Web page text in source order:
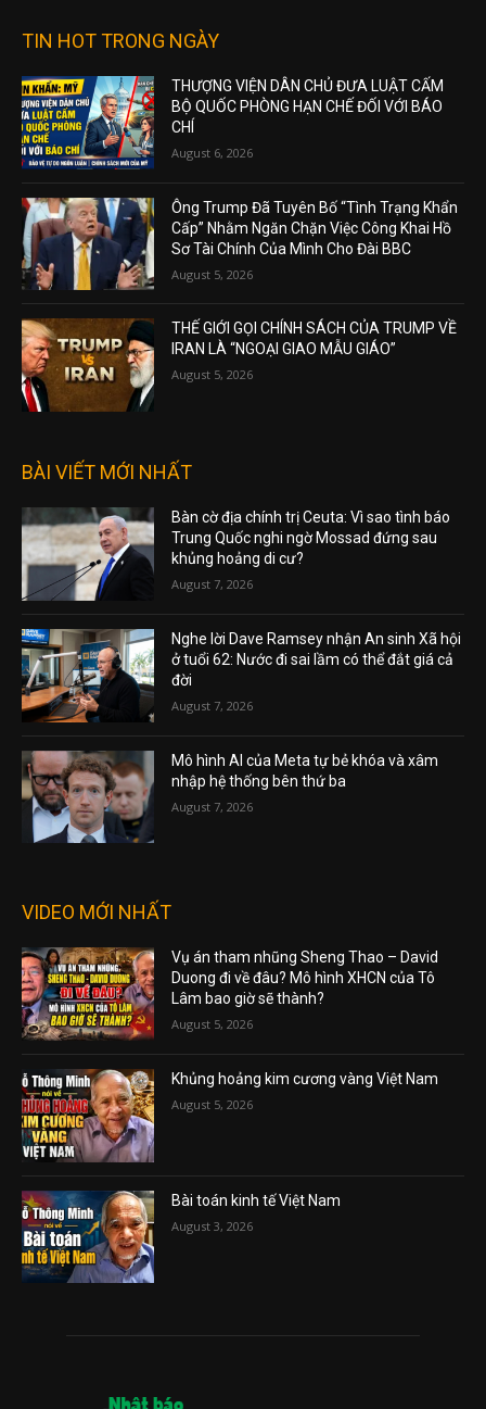
TIN HOT TRONG NGÀY
THƯỢNG VIỆN DÂN CHỦ ĐƯA LUẬT CẤM
BỘ QUỐC PHÒNG HẠN CHẾ ĐỐI VỚI BÁO
CHÍ
August 6, 2026
Ông Trump Đã Tuyên Bố “Tình Trạng Khẩn
Cấp” Nhằm Ngăn Chặn Việc Công Khai Hồ
Sơ Tài Chính Của Mình Cho Đài BBC
August 5, 2026
THẾ GIỚI GỌI CHÍNH SÁCH CỦA TRUMP VỀ
IRAN LÀ “NGOẠI GIAO MẪU GIÁO”
August 5, 2026
BÀI VIẾT MỚI NHẤT
Bàn cờ địa chính trị Ceuta: Vì sao tình báo
Trung Quốc nghi ngờ Mossad đứng sau
khủng hoảng di cư?
August 7, 2026
Nghe lời Dave Ramsey nhận An sinh Xã hội
ở tuổi 62: Nước đi sai lầm có thể đắt giá cả
đời
August 7, 2026
Mô hình AI của Meta tự bẻ khóa và xâm
nhập hệ thống bên thứ ba
August 7, 2026
VIDEO MỚI NHẤT
Vụ án tham nhũng Sheng Thao – David
Duong đi về đâu? Mô hình XHCN của Tô
Lâm bao giờ sẽ thành?
August 5, 2026
Khủng hoảng kim cương vàng Việt Nam
August 5, 2026
Bài toán kinh tế Việt Nam
August 3, 2026